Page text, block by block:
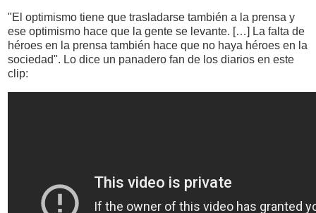
"El optimismo tiene que trasladarse también a la prensa y
ese optimismo hace que la gente se levante. […] La falta de
héroes en la prensa también hace que no haya héroes en la
sociedad". Lo dice un panadero fan de los diarios en este
clip: